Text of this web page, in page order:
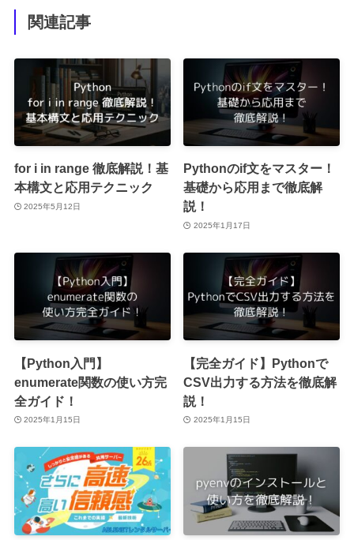
関連記事
for i in range 徹底解説！基
本構文と応用テクニック
2025年5月12日
Pythonのif文をマスター！
基礎から応用まで徹底解
説！
2025年1月17日
【Python入門】
enumerate関数の使い方完
全ガイド！
2025年1月15日
【完全ガイド】Pythonで
CSV出力する方法を徹底解
説！
2025年1月15日